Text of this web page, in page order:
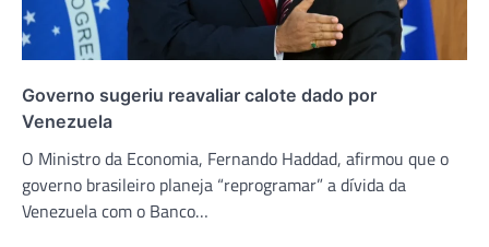
Governo sugeriu reavaliar calote dado por
Venezuela
O Ministro da Economia, Fernando Haddad, afirmou que o
governo brasileiro planeja “reprogramar” a dívida da
Venezuela com o Banco…